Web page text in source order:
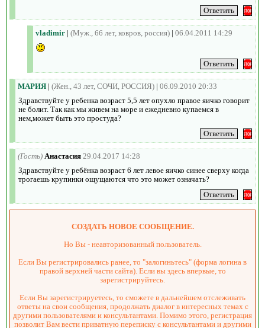
vladimir | (Муж., 66 лет, ковров, россия) | 06.04.2011 14:29
МАРИЯ | (Жен., 43 лет, СОЧИ, РОССИЯ) | 06.09.2010 20:33
Здравствуйте у ребенка возраст 5,5 лет опухло правое яичко говорит
не болит. Так как мы живем на море и ежедневно купаемся в
нем,может быть это простуда?
(Гость) Анастасия 29.04.2017 14:28
Здравствуйте у ребёнка возраст 6 лет левое яичко синее сверху когда
трогаешь крупинки ощущаются что это может означать?
СОЗДАТЬ НОВОЕ СООБЩЕНИЕ.
Но Вы - неавторизованный пользователь.
Если Вы регистрировались ранее, то "залогиньтесь" (форма логина в
правой верхней части сайта). Если вы здесь впервые, то
зарегистрируйтесь.
Если Вы зарегистрируетесь, то сможете в дальнейшем отслеживать
ответы на свои сообщения, продолжать диалог в интересных темах с
другими пользователями и консультантами. Помимо этого, регистрация
позволит Вам вести приватную переписку с консультантами и другими